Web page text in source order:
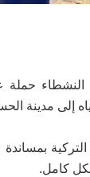
حملة
إلى مدينة
أكتوبر 2019،
كامل.